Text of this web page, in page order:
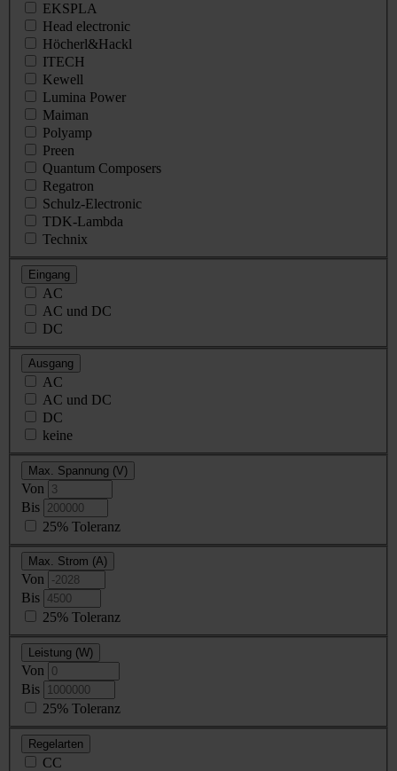
EKSPLA
Head electronic
Höcherl&Hackl
ITECH
Kewell
Lumina Power
Maiman
Polyamp
Preen
Quantum Composers
Regatron
Schulz-Electronic
TDK-Lambda
Technix
Eingang
AC
AC und DC
DC
Ausgang
AC
AC und DC
DC
keine
Max. Spannung (V)
Von
Bis
25% Toleranz
Max. Strom (A)
Von
Bis
25% Toleranz
Leistung (W)
Von
Bis
25% Toleranz
Regelarten
CC